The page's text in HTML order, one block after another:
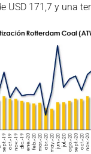
USD 171,7 y una